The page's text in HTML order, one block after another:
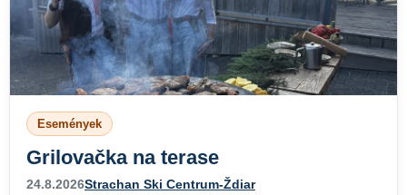
Események
Grilovačka na terase
24.8.2026Strachan Ski Centrum-Ždiar